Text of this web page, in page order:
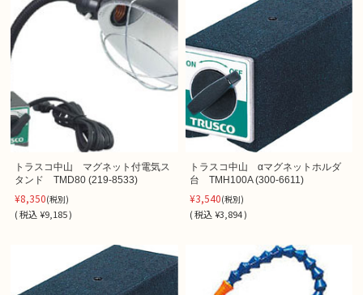
トラスコ中山 マグネット付電気ス
タンド TMD80 (219-8533)
¥8,350(税別)
(税込¥9,185 )
トラスコ中山 αマグネットホルダ
台 TMH100A (300-6611)
¥3,540(税別)
(税込 ¥3,894 )